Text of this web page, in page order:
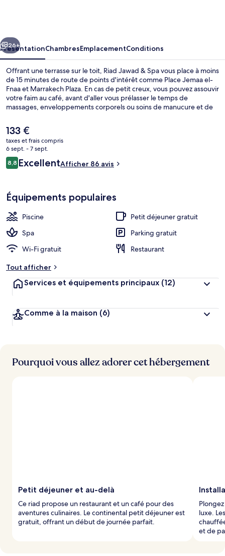
Suivant
26+
PrésentationChambresEmplacementConditions
Offrant une terrasse sur le toit, Riad Jawad & Spa vous place à moins
de 15 minutes de route de points d'intérêt comme Place Jemaa el-
Fnaa et Marrakech Plaza. En cas de petit creux, vous pouvez assouvir
votre faim au café, avant d'aller vous prélasser le temps de
massages, enveloppements corporels ou soins de manucure et de
extérieure, un hammam et un jardin.
Le
prix
actuel
est
de
133 €
taxes et frais compris
6 sept. - 7 sept.
Avis
voyageurs
8,88,8 sur 10
ExcellentAfficher 86 avis
Équipements populaires
Piscine
Petit déjeuner gratuit
Spa
Parking gratuit
Wi-Fi gratuit
Restaurant
Tout afficher
Services et équipements principaux (12)
Comme à la maison (6)
Pourquoi vous allez adorer cet hébergement
Petit déjeuner et au-delà
Ce riad propose un restaurant et un café pour des
aventures culinaires. Le continental petit déjeuner est
gratuit, offrant un début de journée parfait.
luxe.
et de